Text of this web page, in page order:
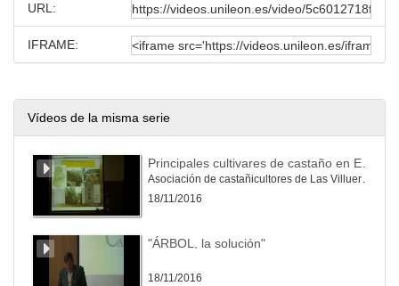
URL:
IFRAME:
Vídeos de la misma serie
18/11/2016
"ÁRBOL, la solución"
18/11/2016